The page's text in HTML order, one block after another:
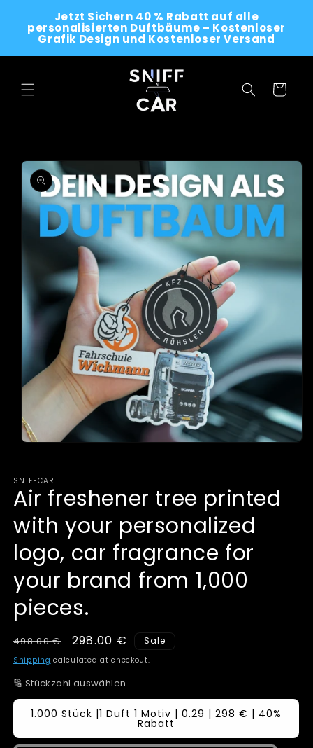
Skip to
contentJetzt Sichern 40 % Rabatt auf alle
personalisierten Duftbäume – Kostenloser
Grafik Design und Kostenloser Versand
Cart
product
information
in
modal
SNIFFCAR
Air freshener tree printed
with your personalized
logo, car fragrance for
your brand from 1,000
pieces.
Regular
price
498.00 €
Sale
price
298.00 € Sale
Shipping calculated at checkout.
🔢 Stückzahl auswählen
1.000 Stück |1 Duft 1 Motiv | 0.29 | 298 € | 40%
Rabatt